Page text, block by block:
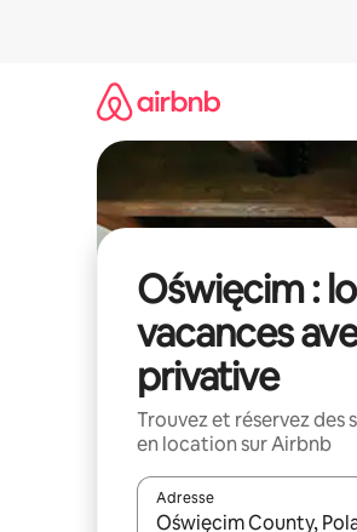
Oświęcim :
vacances
privative
Trouvez et réservez des
en location sur Airbnb
Adresse
Lorsque les résultats